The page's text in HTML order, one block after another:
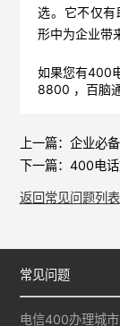
选。它不仅有
形中为企业带
如果您有400
8800 ，百脑
上一篇： 企业必
下一篇： 400电话
返回常见问题列表
常见问题
电信400办理城市